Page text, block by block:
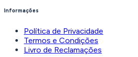
Informações
Política de Privacidade
Termos e Condições
Livro de Reclamações